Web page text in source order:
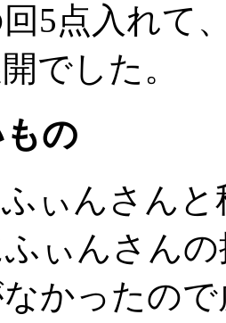
5点入れて
でした。
の
ぃんさん
ぃんさん
かったの